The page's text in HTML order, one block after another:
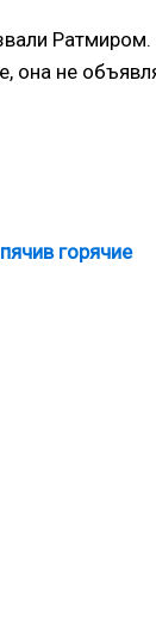
Ратмиром.
она не
горячие